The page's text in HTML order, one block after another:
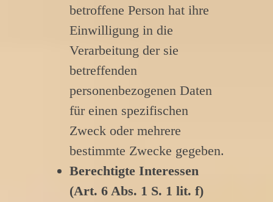
betroffene Person hat ihre
Einwilligung in die
Verarbeitung der sie
betreffenden
personenbezogenen Daten
für einen spezifischen
Zweck oder mehrere
bestimmte Zwecke gegeben.
Berechtigte Interessen
(Art. 6 Abs. 1 S. 1 lit. f)